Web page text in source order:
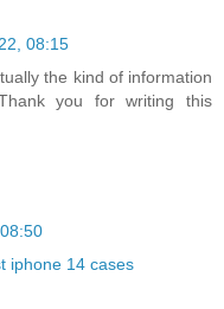
08:15
the kind of information
you for writing this
iphone 14 cases